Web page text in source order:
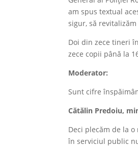
am spus textual
sigur, să
Doi din zece tineri
zece copii până la
Moderator:
Sunt cifre
Cătălin Predoiu,
Deci plecăm de la
în serviciul public